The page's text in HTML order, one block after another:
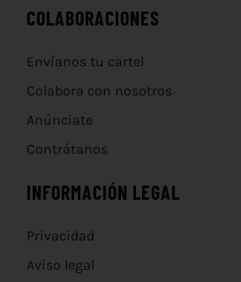
COLABORACIONES
Envíanos tu cartel
Colabora con nosotros
Anúnciate
Contrátanos
INFORMACIÓN LEGAL
Privacidad
Aviso legal